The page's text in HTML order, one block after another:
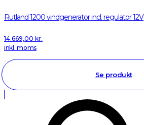
Rutland 1200 vindgenerator incl. regulator 12V
14.669,00 kr.
inkl. moms
Se produkt